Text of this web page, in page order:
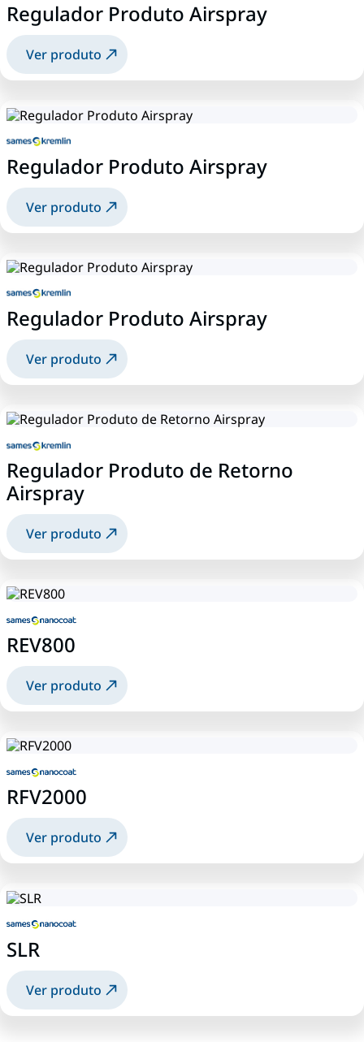
Regulador Produto Airspray
Ver produto
Regulador Produto Airspray
Ver produto
Regulador Produto Airspray
Ver produto
Regulador Produto de Retorno
Airspray
Ver produto
REV800
Ver produto
RFV2000
Ver produto
SLR
Ver produto